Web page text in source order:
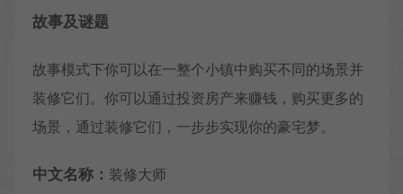
故事及谜题
故事模式下你可以在一整个小镇中购买不同的场景并
装修它们。你可以通过投资房产来赚钱，购买更多的
场景，通过装修它们，一步步实现你的豪宅梦。
中文名称： 装修大师